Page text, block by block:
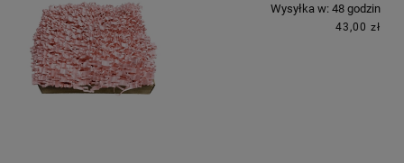
Wysyłka w: 48 godzin
43,00 zł